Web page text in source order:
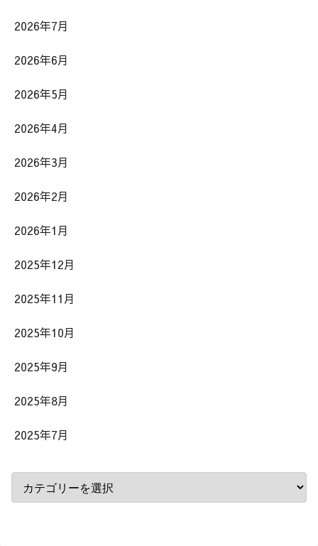
2026年7月
2026年6月
2026年5月
2026年4月
2026年3月
2026年2月
2026年1月
2025年12月
2025年11月
2025年10月
2025年9月
2025年8月
2025年7月